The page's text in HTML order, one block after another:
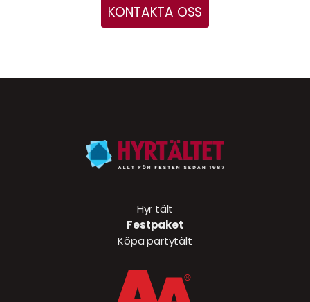
KONTAKTA OSS
Hyr tält
Festpaket
Köpa partytält